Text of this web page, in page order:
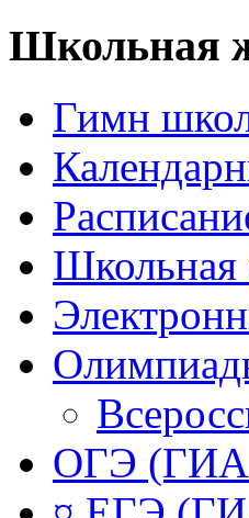
Школьная
Гимн
Школьная
ОГЭ (ГИА